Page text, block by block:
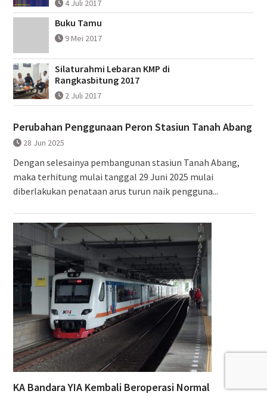
4 Juli 2017
Buku Tamu
9 Mei 2017
Silaturahmi Lebaran KMP di
Rangkasbitung 2017
2 Juli 2017
Perubahan Penggunaan Peron Stasiun Tanah Abang
28 Jun 2025
Dengan selesainya pembangunan stasiun Tanah Abang,
maka terhitung mulai tanggal 29 Juni 2025 mulai
diberlakukan penataan arus turun naik pengguna...
KA Bandara YIA Kembali Beroperasi Normal